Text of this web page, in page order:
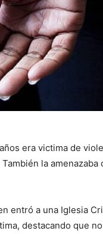
era victima de
la
entró a una Iglesia
destacando que